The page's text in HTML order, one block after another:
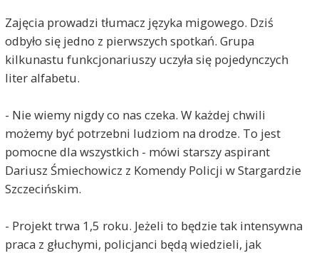
Zajęcia prowadzi tłumacz języka migowego. Dziś
odbyło się jedno z pierwszych spotkań. Grupa
kilkunastu funkcjonariuszy uczyła się pojedynczych
liter alfabetu.
- Nie wiemy nigdy co nas czeka. W każdej chwili
możemy być potrzebni ludziom na drodze. To jest
pomocne dla wszystkich - mówi starszy aspirant
Dariusz Śmiechowicz z Komendy Policji w Stargardzie
Szczecińskim.
- Projekt trwa 1,5 roku. Jeżeli to będzie tak intensywna
praca z głuchymi, policjanci będą wiedzieli, jak